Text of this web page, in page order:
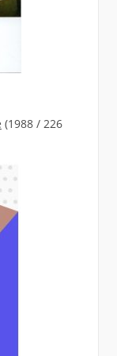
(1988 / 226